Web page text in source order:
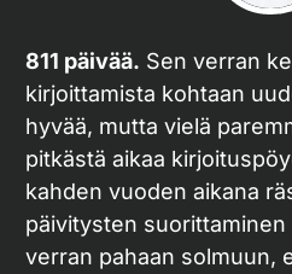
811 päivää. Sen verran
kirjoittamista kohtaan
hyvää, mutta vielä
pitkästä aikaa
kahden vuoden aikana
päivitysten
verran pahaan solmuun,